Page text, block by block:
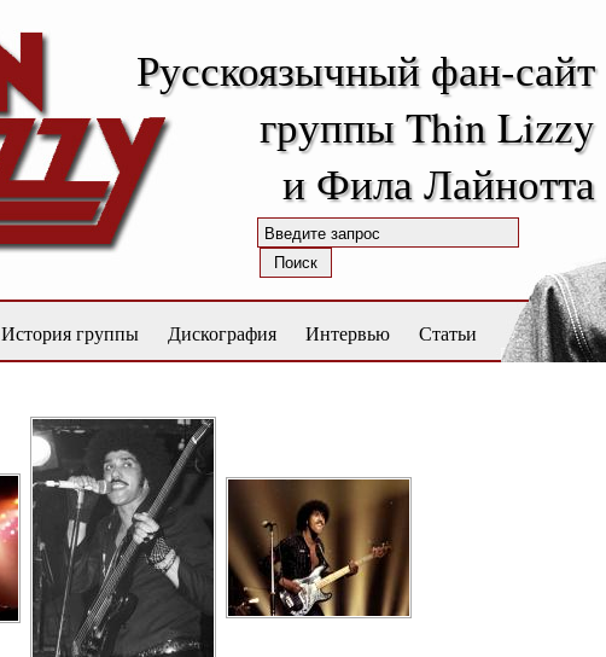
Русскоязычный фан-сайт
группы Thin Lizzy
и Фила Лайнотта
История группы Дискография Интервью Статьи